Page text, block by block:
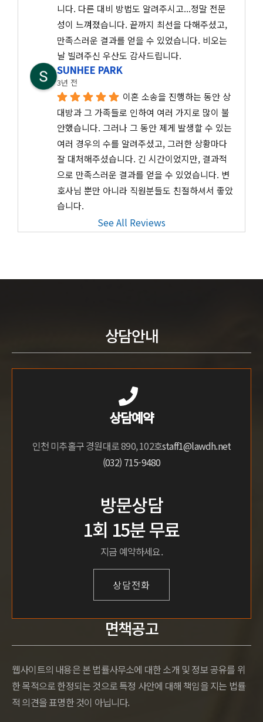
니다. 다른 대비 방법도 알려주시고...정말 전문
성이 느껴졌습니다. 끝까지 최선을 다해주셨고,
만족스러운 결과를 얻을 수 있었습니다. 비오는
날 빌려주신 우산도 감사드립니다.
SUNHEE PARK
3년 전
이혼 소송을 진행하는 동안 상
대방과 그 가족들로 인하여 여러 가지로 많이 불
안했습니다. 그러나 그 동안 제게 발생할 수 있는
여러 경우의 수를 알려주셨고, 그러한 상황마다
잘 대처해주셨습니다. 긴 시간이었지만, 결과적
으로 만족스러운 결과를 얻을 수 있었습니다. 변
호사님 뿐만 아니라 직원분들도 친절하셔서 좋았
습니다.
See All Reviews
면책공고
웹사이트의 내용은 본 법률사무소에 대한 소개 및 정보 공유를 위
한 목적으로 한정되는 것으로 특정 사안에 대해 책임을 지는 법률
적 의견을 표명한 것이 아닙니다.
상담안내
상담예약
인천 미추홀구 경원대로 890, 102호staff1@lawdh.net
(032) 715-9480
방문상담
1회 15분 무료
지금 예약하세요.
상담전화